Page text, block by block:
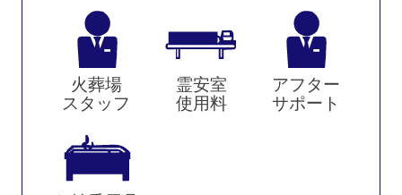
火葬場
スタッフ
霊安室
使用料
アフター
サポート